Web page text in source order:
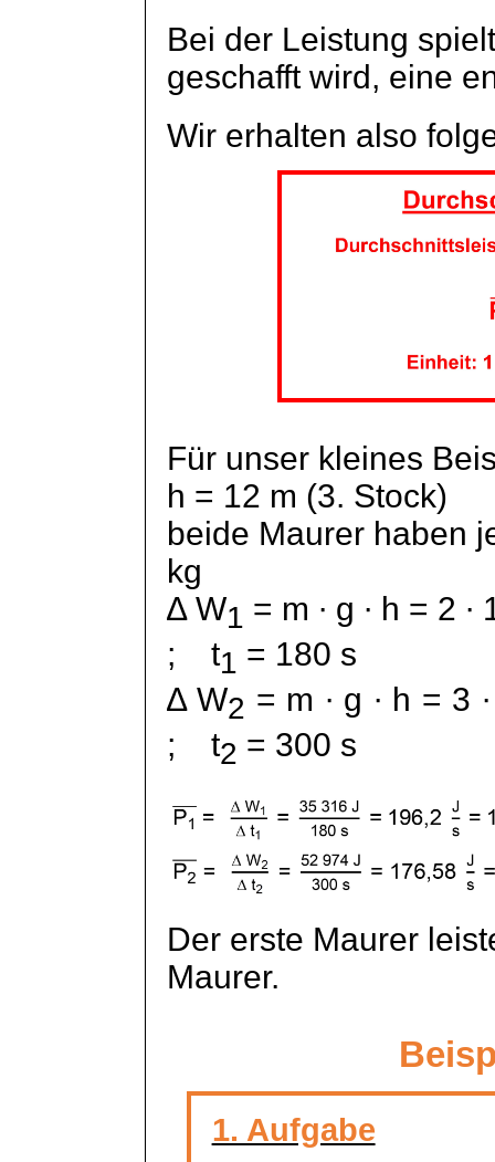
Bei der Leistung
geschafft wird, eine
Wir erhalten also
Für unser kleines
h = 12 m (3. Stock)
beide Maurer haben
kg
∆ W1 = m ∙ g ∙ h = 2
;
t1 = 180 s
∆ W2 = m ∙ g ∙ h = 3
;
t2 = 300 s
Der erste Maurer
Maurer.
1. Aufgabe